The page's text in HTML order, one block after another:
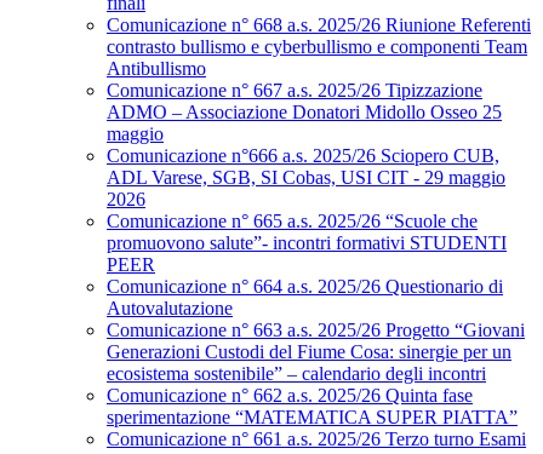
Comunicazione n° 668 a.s. 2025/26 Riunione Referenti
contrasto bullismo e cyberbullismo e componenti Team
Antibullismo
Comunicazione n° 667 a.s. 2025/26 Tipizzazione
ADMO – Associazione Donatori Midollo Osseo 25
maggio
Comunicazione n°666 a.s. 2025/26 Sciopero CUB,
ADL Varese, SGB, SI Cobas, USI CIT - 29 maggio
2026
Comunicazione n° 665 a.s. 2025/26 “Scuole che
promuovono salute”- incontri formativi STUDENTI
PEER
Comunicazione n° 664 a.s. 2025/26 Questionario di
Autovalutazione
Comunicazione n° 663 a.s. 2025/26 Progetto “Giovani
Generazioni Custodi del Fiume Cosa: sinergie per un
ecosistema sostenibile” – calendario degli incontri
Comunicazione n° 662 a.s. 2025/26 Quinta fase
sperimentazione “MATEMATICA SUPER PIATTA”
Comunicazione n° 661 a.s. 2025/26 Terzo turno Esami